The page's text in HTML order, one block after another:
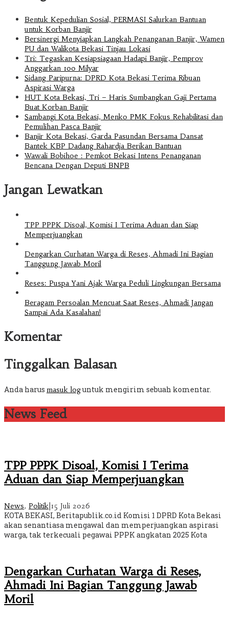
Bentuk Kepedulian Sosial, PERMASI Salurkan Bantuan
untuk Korban Banjir
Bersinergi Menyiapkan Langkah Penanganan Banjir, Wamen
PU dan Walikota Bekasi Tinjau Lokasi
Tri: Tegaskan Kesiapsiagaan Hadapi Banjir, Pemprov
Anggarkan 100 Milyar
Sidang Paripurna: DPRD Kota Bekasi Terima Ribuan
Aspirasi Warga
HUT Kota Bekasi, Tri – Haris Sumbangkan Gaji Pertama
Buat Korban Banjir
Sambangi Kota Bekasi, Menko PMK Fokus Rehabilitasi dan
Pemulihan Pasca Banjir
Banjir Kota Bekasi, Garda Pasundan Bersama Dansat
Bantek KBP Dadang Rahardja Berikan Bantuan
Wawali Bobihoe : Pemkot Bekasi Intens Penanganan
Bencana Dengan Deputi BNPB
Jangan Lewatkan
TPP PPPK Disoal, Komisi I Terima Aduan dan Siap
Memperjuangkan
Dengarkan Curhatan Warga di Reses, Ahmadi Ini Bagian
Tanggung Jawab Moril
Reses: Puspa Yani Ajak Warga Peduli Lingkungan Bersama
Beragam Persoalan Mencuat Saat Reses, Ahmadi Jangan
Sampai Ada Kasalahan!
Komentar
Tinggalkan Balasan
Anda harus masuk loguntuk mengirim sebuah komentar.
News Feed
TPP PPPK Disoal, Komisi I Terima
Aduan dan Siap Memperjuangkan
News, Politik 15 Juli 2026
KOTA BEKASI, Beritapublik.co.id Komisi 1 DPRD Kota Bekasi
akan senantiasa mengawal dan memperjuangkan aspirasi
warga, tak terkecuali pegawai PPPK angkatan 2025 Kota
Dengarkan Curhatan Warga di Reses,
Ahmadi Ini Bagian Tanggung Jawab
Moril